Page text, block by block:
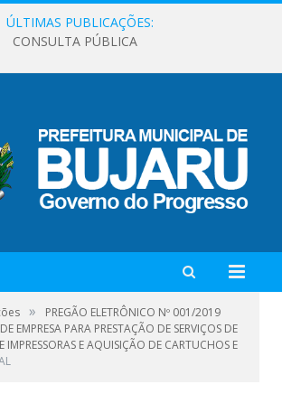
ÚLTIMAS PUBLICAÇÕES:
CONSULTA PÚBLICA
»
PREGÃO ELETRÔNICO Nº 001/2019
EMPRESA PARA PRESTAÇÃO DE SERVIÇOS DE
E AQUISIÇÃO DE CARTUCHOS E